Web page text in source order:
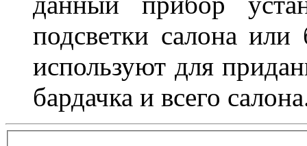
подсветки салона
используют для
бардачка и всего